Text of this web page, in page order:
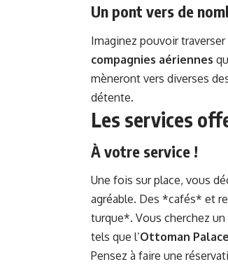
Un pont vers de
Imaginez pouvoir
compagnies aériennes
mèneront vers diverses
détente.
Les services
À votre service !
Une fois sur place, vous
agréable. Des *cafés* et
turque*. Vous cherchez
tels que l’Ottoman
Pensez à faire une